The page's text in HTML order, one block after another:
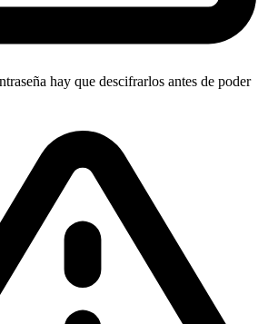
hay que descifrarlos antes de poder